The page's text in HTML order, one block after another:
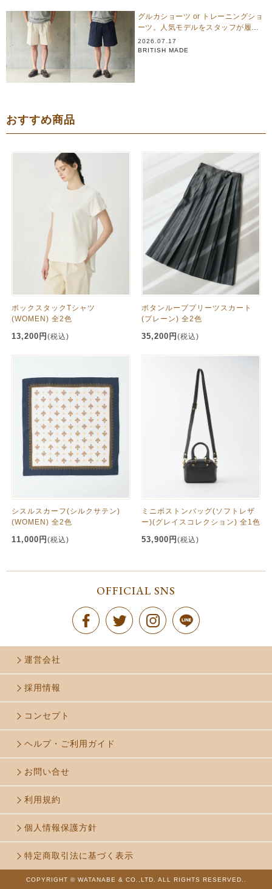
グルカショーツ or トレーニングショ
ーツ。人気モデルをスタッフが履き
比べ
2026.07.17
BRITISH MADE
おすすめ商品
ボックスタックTシャツ
(WOMEN) 全2色
13,200円(税込)
ボタンループプリーツスカート
(プレーン) 全2色
35,200円(税込)
シスルスカーフ(シルクサテン)
(WOMEN) 全2色
11,000円(税込)
ミニボストンバッグ(ソフトレザ
ー)(グレイスコレクション) 全1色
53,900円(税込)
OFFICIAL SNS
運営会社
採用情報
コンセプト
ヘルプ・ご利用ガイド
お問い合せ
利用規約
個人情報保護方針
特定商取引法に基づく表示
COPYRIGHT © WATANABE & CO.,LTD. ALL RIGHTS RESERVED..